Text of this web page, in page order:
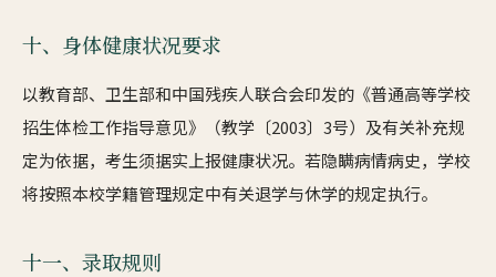
十、身体健康状况要求
以教育部、卫生部和中国残疾人联合会印发的《普通高等学校
招生体检工作指导意见》（教学〔2003〕3号）及有关补充规
定为依据，考生须据实上报健康状况。若隐瞒病情病史，学校
将按照本校学籍管理规定中有关退学与休学的规定执行。
十一、录取规则